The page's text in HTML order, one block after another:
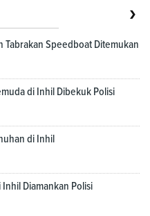
›
Tabrakan Speedboat Ditemukan
di Inhil Dibekuk Polisi
di Inhil
Inhil Diamankan Polisi